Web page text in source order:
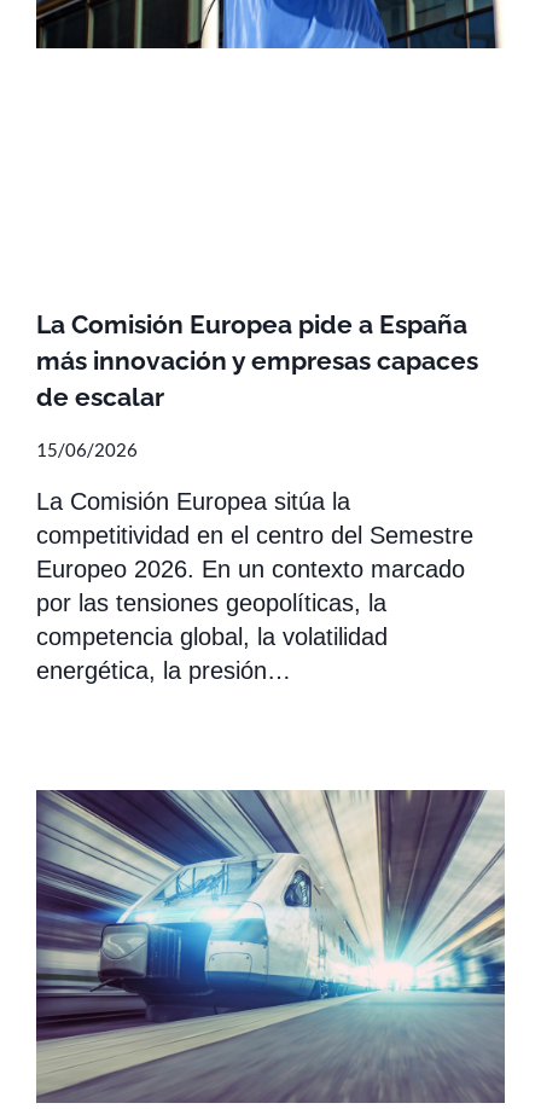
La Comisión Europea pide a España
más innovación y empresas capaces
de escalar
15/06/2026
La Comisión Europea sitúa la
competitividad en el centro del Semestre
Europeo 2026. En un contexto marcado
por las tensiones geopolíticas, la
competencia global, la volatilidad
energética, la presión…